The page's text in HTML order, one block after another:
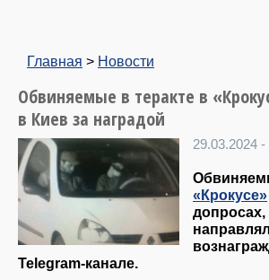
Главная > Новости
Обвиняемые в теракте в
в Киев за наградой
29.03.2024 -
«Крокусе»
допросах,
Telegram-канале.